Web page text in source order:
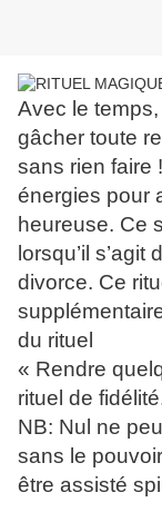
Avec le
gâcher toute
sans rien faire
énergies pour
heureuse. Ce
lorsqu’il
divorce. Ce
du rituel
« Rendre
rituel de
NB: Nul ne
sans le
être assisté